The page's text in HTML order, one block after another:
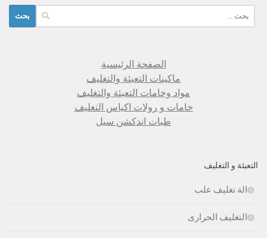
عن:
الصفحة الرئيسية
ماكينات التعبئة والتغليف
مواد وخامات التعبئة والتغليف
خامات و رولات اكياس التغليف
طبات اندكشن سيل
التعبئة و التغليف
الة تغليف علب
التغليف الحرارى